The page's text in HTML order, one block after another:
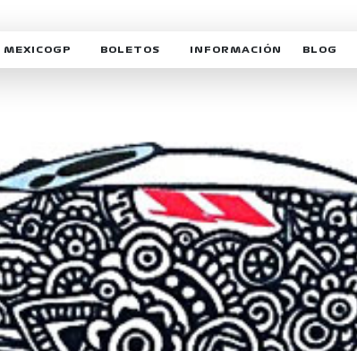
MEXICOGP
SOSTENIBILIDAD
CELEBRA CON NOSOTROS
BOLETOS INFORMACIÓN
DERECHO DE PRIMERA
REFORESTEMOS JUNTOS
MOTORSPORT ACADEMY
VOLUNTARIOS
EXPOSICIÓN
CAMPEONATO
PATROCINADORES
BLOG